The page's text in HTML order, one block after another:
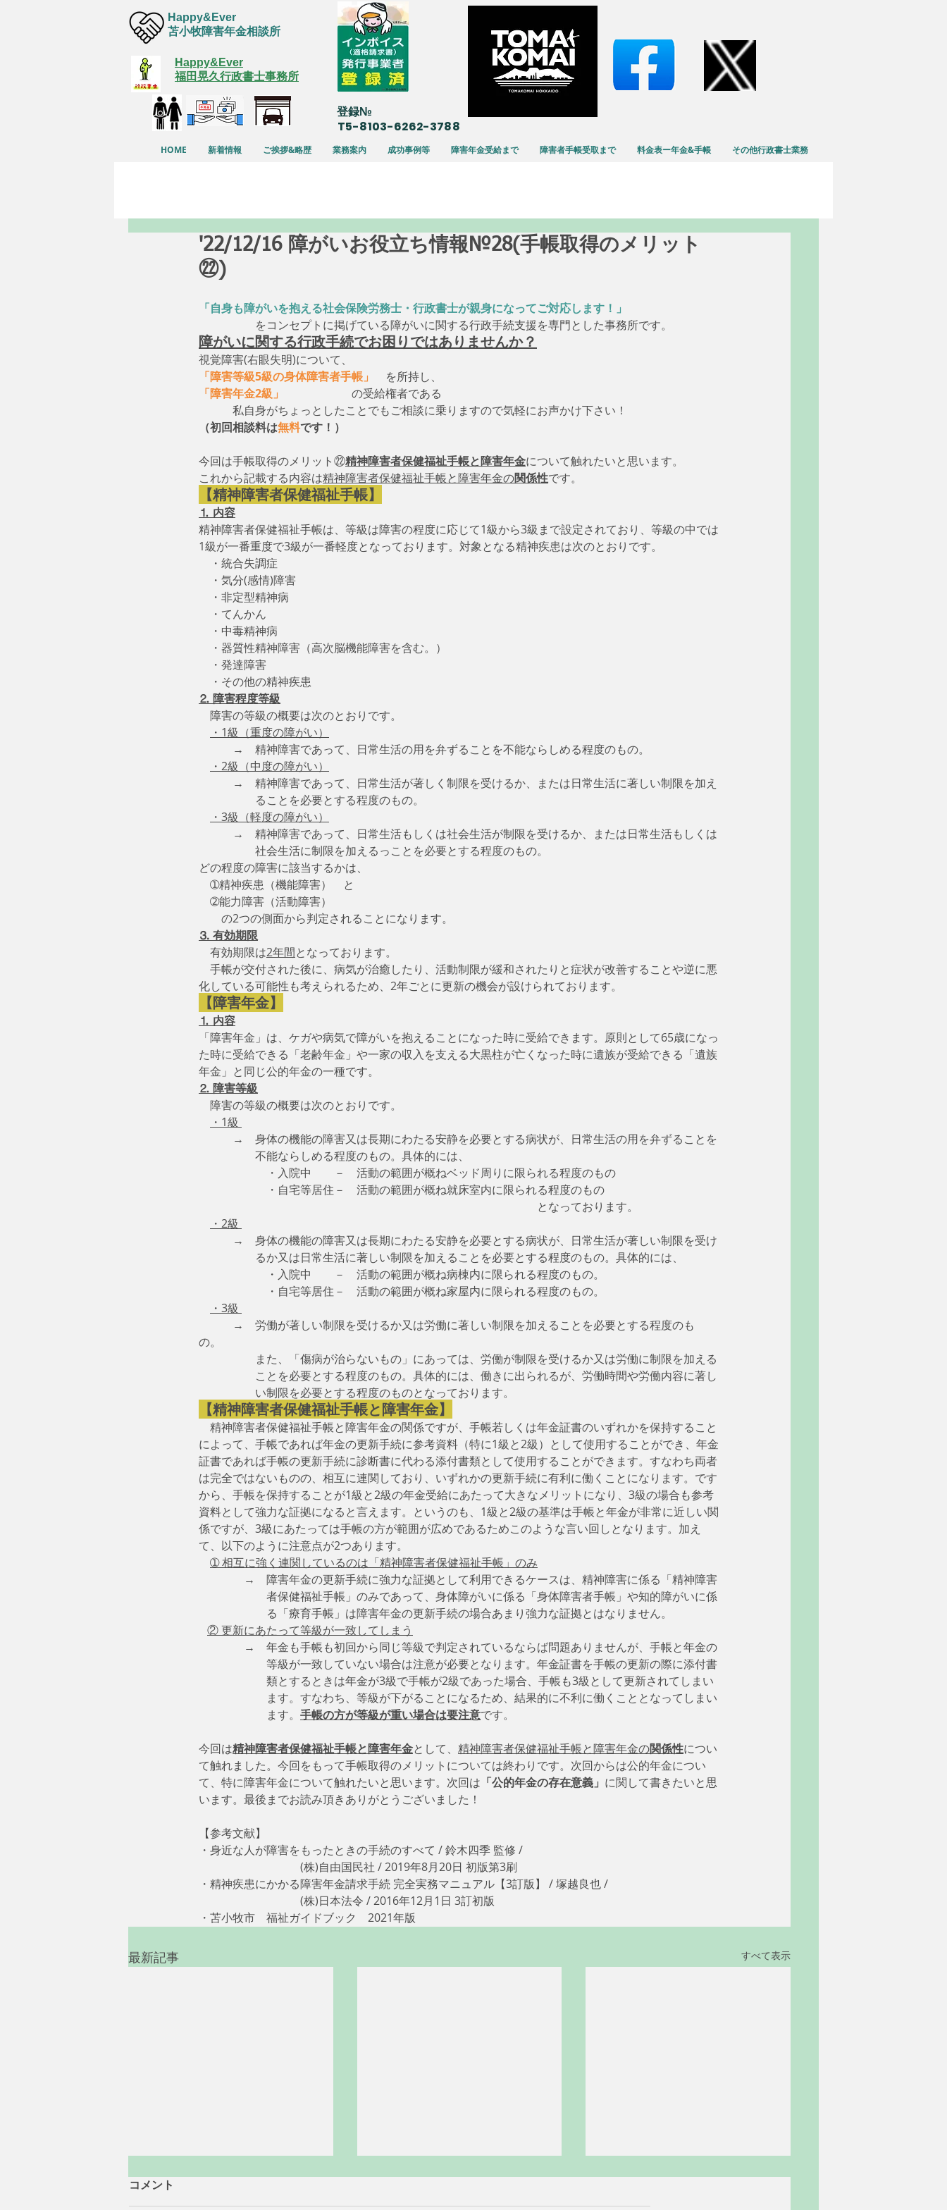
Happy&Ever
苫小牧障害年金相談所
Happy&Ever
福田晃久行政書士事務所
​登録№
T5-8103-6262-3788
HOME 新着情報 ご挨拶&略歴 業務案内 成功事例等 障害年金受給まで 障害者手帳受取まで 料金表ー年金&手帳 その他行政書士業務
'22/12/16 障がいお役立ち情報№28(手帳取得のメリット
㉒)
「自身も障がいを抱える社会保険労務士・行政書士が親身になってご対応します！」
をコンセプトに掲げている障がいに関する行政手続支援を専門とした事務所です。
障がいに関する行政手続でお困りではありませんか？
視覚障害(右眼失明)について、
「障害等級5級の身体障害者手帳」
を所持し、
「障害年金2級」
の受給権者である
私自身がちょっとしたことでもご相談に乗りますので気軽にお声かけ下さい！
（初回相談料は無料です！）
今回は手帳取得のメリット㉒精神障害者保健福祉手帳と障害年金について触れたいと思います。
これから記載する内容は精神障害者保健福祉手帳と障害年金の関係性です。
【精神障害者保健福祉手帳】
⒈ 内容
精神障害者保健福祉手帳は、等級は障害の程度に応じて1級から3級まで設定されており、等級の中では
1級が一番重度で3級が一番軽度となっております。対象となる精神疾患は次のとおりです。
・統合失調症
・気分(感情)障害
・非定型精神病
・てんかん
・中毒精神病
・器質性精神障害（高次脳機能障害を含む。）
・発達障害
・その他の精神疾患
⒉ 障害程度等級
障害の等級の概要は次のとおりです。
・1級（重度の障がい）
→　精神障害であって、日常生活の用を弁ずることを不能ならしめる程度のもの。
・2級（中度の障がい）
→　精神障害であって、日常生活が著しく制限を受けるか、または日常生活に著しい制限を加え
ることを必要とする程度のもの。
・3級（軽度の障がい）
→　精神障害であって、日常生活もしくは社会生活が制限を受けるか、または日常生活もしくは
社会生活に制限を加えるっことを必要とする程度のもの。
どの程度の障害に該当するかは、
➀精神疾患（機能障害）　と
➁能力障害（活動障害）
の2つの側面から判定されることになります。
⒊ 有効期限
有効期限は2年間となっております。
手帳が交付された後に、病気が治癒したり、活動制限が緩和されたりと症状が改善することや逆に悪
化している可能性も考えられるため、2年ごとに更新の機会が設けられております。
【障害年金】
⒈ 内容
「障害年金」は、ケガや病気で障がいを抱えることになった時に受給できます。原則として65歳になっ
た時に受給できる「老齢年金」や一家の収入を支える大黒柱が亡くなった時に遺族が受給できる「遺族
年金」と同じ公的年金の一種です。
⒉ 障害等級
障害の等級の概要は次のとおりです。
・1級
→　身体の機能の障害又は長期にわたる安静を必要とする病状が、日常生活の用を弁ずることを
不能ならしめる程度のもの。具体的には、
・入院中　　－　活動の範囲が概ねベッド周りに限られる程度のもの
・自宅等居住－　活動の範囲が概ね就床室内に限られる程度のもの
となっております。
・2級
→　身体の機能の障害又は長期にわたる安静を必要とする病状が、日常生活が著しい制限を受け
るか又は日常生活に著しい制限を加えることを必要とする程度のもの。具体的には、
・入院中　　－　活動の範囲が概ね病棟内に限られる程度のもの。
・自宅等居住－　活動の範囲が概ね家屋内に限られる程度のもの。
・3級
→　労働が著しい制限を受けるか又は労働に著しい制限を加えることを必要とする程度のも
の。
また、「傷病が治らないもの」にあっては、労働が制限を受けるか又は労働に制限を加える
ことを必要とする程度のもの。具体的には、働きに出られるが、労働時間や労働内容に著し
い制限を必要とする程度のものとなっております。
【精神障害者保健福祉手帳と障害年金】
精神障害者保健福祉手帳と障害年金の関係ですが、手帳若しくは年金証書のいずれかを保持すること
によって、手帳であれば年金の更新手続に参考資料（特に1級と2級）として使用することができ、年金
証書であれば手帳の更新手続に診断書に代わる添付書類として使用することができます。すなわち両者
は完全ではないものの、相互に連関しており、いずれかの更新手続に有利に働くことになります。です
から、手帳を保持することが1級と2級の年金受給にあたって大きなメリットになり、3級の場合も参考
資料として強力な証拠になると言えます。というのも、1級と2級の基準は手帳と年金が非常に近しい関
係ですが、3級にあたっては手帳の方が範囲が広めであるためこのような言い回しとなります。加え
て、以下のように注意点が2つあります。
➀ 相互に強く連関しているのは「精神障害者保健福祉手帳」のみ
→　障害年金の更新手続に強力な証拠として利用できるケースは、精神障害に係る「精神障害
者保健福祉手帳」のみであって、身体障がいに係る「身体障害者手帳」や知的障がいに係
る「療育手帳」は障害年金の更新手続の場合あまり強力な証拠とはなりません。
② 更新にあたって等級が一致してしまう
→　年金も手帳も初回から同じ等級で判定されているならば問題ありませんが、手帳と年金の
等級が一致していない場合は注意が必要となります。年金証書を手帳の更新の際に添付書
類とするときは年金が3級で手帳が2級であった場合、手帳も3級として更新されてしまい
ます。すなわち、等級が下がることになるため、結果的に不利に働くこととなってしまい
ます。 手帳の方が等級が重い場合は要注意です。
今回は精神障害者保健福祉手帳と障害年金として、 精神障害者保健福祉手帳と障害年金の関係性につい
て触れました。今回をもって手帳取得のメリットについては終わりです。次回からは公的年金につい
て、特に障害年金について触れたいと思います。次回は 「公的年金の存在意義」 に関して書きたいと思
います。最後までお読み頂きありがとうございました！
【参考文献】
・身近な人が障害をもったときの手続のすべて / 鈴木四季 監修 /
                                    (株)自由国民社 / 2019年8月20日 初版第3刷
・精神疾患にかかる障害年金請求手続 完全実務マニュアル【3訂版】 / 塚越良也 /
(株)日本法令 / 2016年12月1日 3訂初版
・苫小牧市　福祉ガイドブック　2021年版
最新記事 すべて表示
コメント